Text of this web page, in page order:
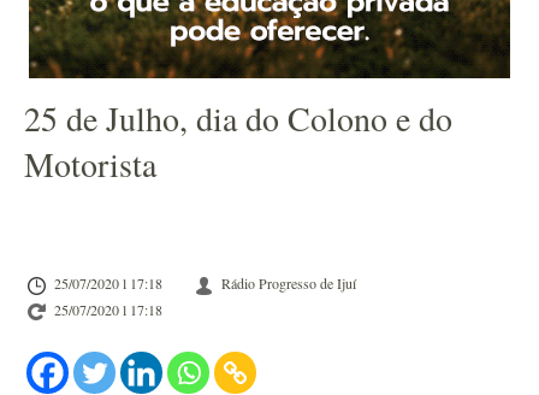
25 de Julho, dia do Colono e do
Motorista
25/07/2020 l 17:18
Rádio Progresso de Ijuí
25/07/2020 l 17:18